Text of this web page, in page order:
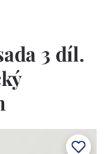
3 díl.